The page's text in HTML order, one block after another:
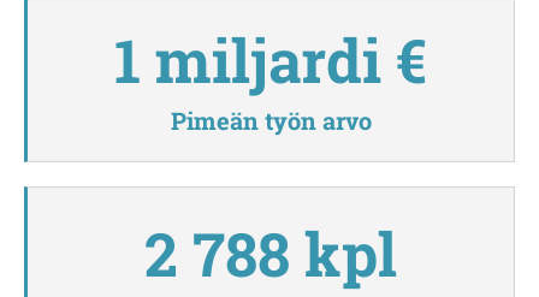
1 miljardi €
Pimeän työn arvo
2 788 kpl